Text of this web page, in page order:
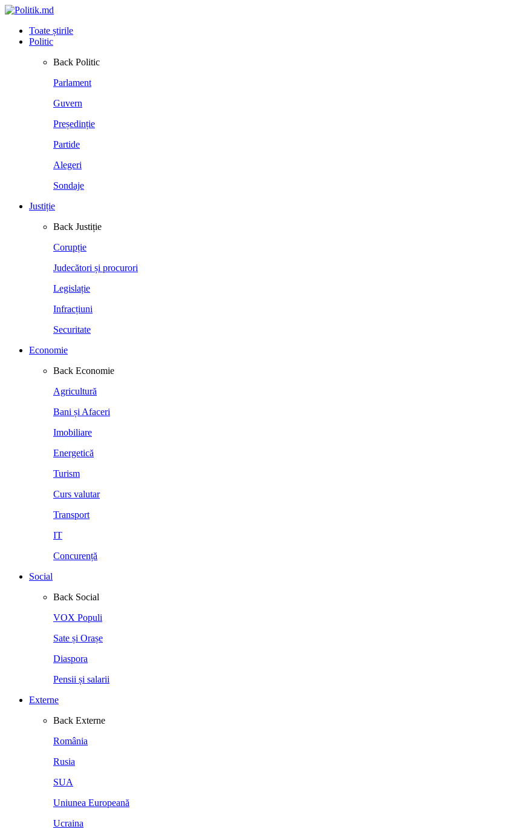
Toate știrile
Politic
Back Politic
Parlament
Guvern
Președinție
Partide
Alegeri
Sondaje
Justiție
Back Justiție
Corupție
Judecători și procurori
Legislație
Infracțiuni
Securitate
Economie
Back Economie
Agricultură
Bani și Afaceri
Imobiliare
Energetică
Turism
Curs valutar
Transport
IT
Concurență
Social
Back Social
VOX Populi
Sate și Orașe
Diaspora
Pensii și salarii
Externe
Back Externe
România
Rusia
SUA
Uniunea Europeană
Ucraina